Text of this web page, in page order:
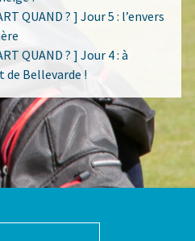
QUAND ? ] Jour 5 : l’envers
QUAND ? ] Jour 4 : à
de Bellevarde !